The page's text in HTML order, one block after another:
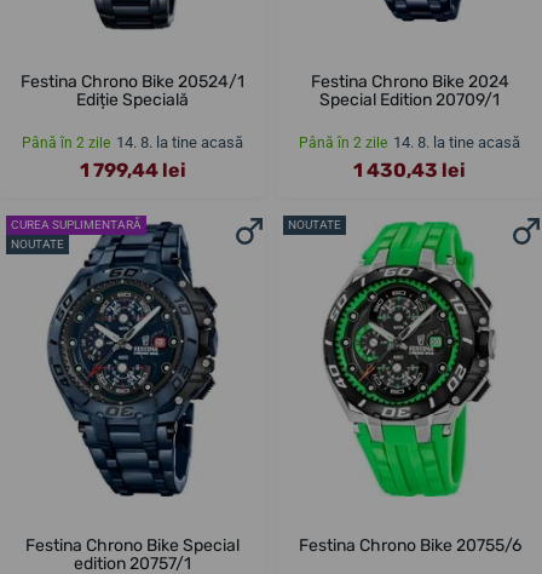
Festina Chrono Bike 20524/1
Ediție Specială
Până în 2 zile 14. 8. la tine acasă
1 799,44 lei
Festina Chrono Bike 2024
Special Edition 20709/1
Până în 2 zile 14. 8. la tine acasă
1 430,43 lei
CUREA SUPLIMENTARĂ
NOUTATE
Festina Chrono Bike Special
edition 20757/1
NOUTATE
Festina Chrono Bike 20755/6